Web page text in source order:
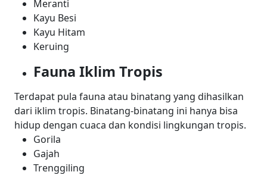
Meranti
Kayu Besi
Kayu Hitam
Keruing
Fauna Iklim Tropis
Terdapat pula fauna atau binatang yang dihasilkan
dari iklim tropis. Binatang-binatang ini hanya bisa
hidup dengan cuaca dan kondisi lingkungan tropis.
Gorila
Gajah
Trenggiling